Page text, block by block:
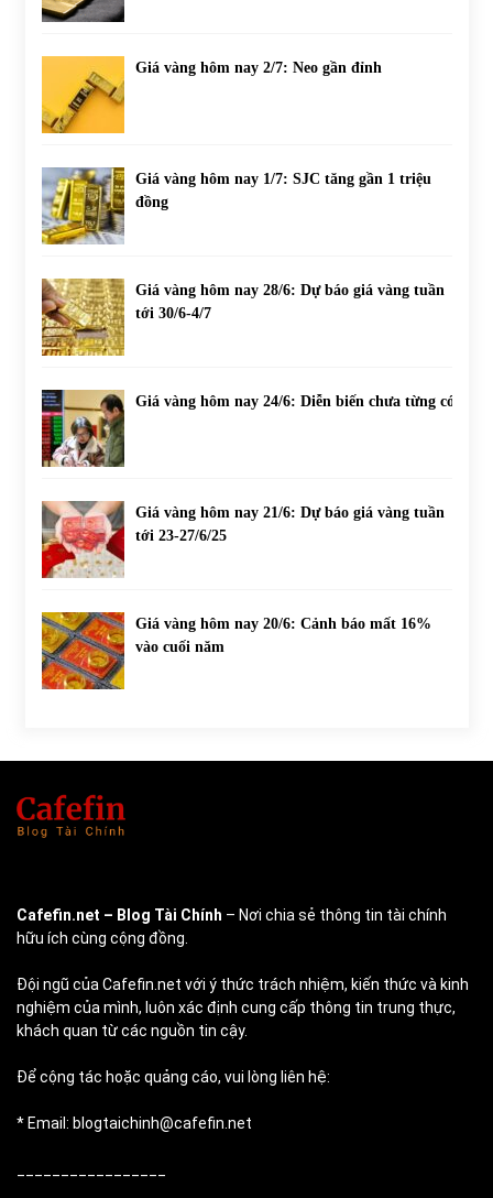
Giá vàng hôm nay 2/7: Neo gần đỉnh
Giá vàng hôm nay 1/7: SJC tăng gần 1 triệu
đồng
Giá vàng hôm nay 28/6: Dự báo giá vàng tuần
tới 30/6-4/7
Giá vàng hôm nay 24/6: Diễn biến chưa từng có
Giá vàng hôm nay 21/6: Dự báo giá vàng tuần
tới 23-27/6/25
Giá vàng hôm nay 20/6: Cảnh báo mất 16%
vào cuối năm
Cafefin.net – Blog Tài Chính – Nơi chia sẻ thông tin tài chính
hữu ích cùng cộng đồng.
Đội ngũ của Cafefin.net với ý thức trách nhiệm, kiến thức và kinh
nghiệm của mình, luôn xác định cung cấp thông tin trung thực,
khách quan từ các nguồn tin cậy.
Để cộng tác hoặc quảng cáo, vui lòng liên hệ:
* Email: blogtaichinh@cafefin.net